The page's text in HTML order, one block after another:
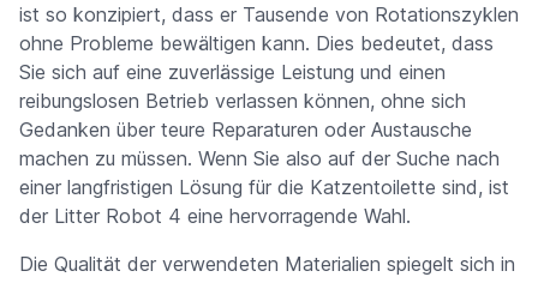
ist so konzipiert, dass er Tausende von Rotationszyklen
ohne Probleme bewältigen kann. Dies bedeutet, dass
Sie sich auf eine zuverlässige Leistung und einen
reibungslosen Betrieb verlassen können, ohne sich
Gedanken über teure Reparaturen oder Austausche
machen zu müssen. Wenn Sie also auf der Suche nach
einer langfristigen Lösung für die Katzentoilette sind, ist
der Litter Robot 4 eine hervorragende Wahl.
Die Qualität der verwendeten Materialien spiegelt sich in